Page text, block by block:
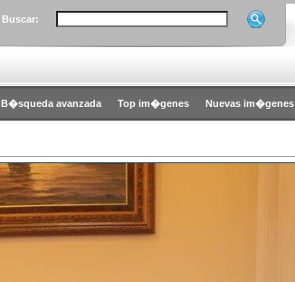
Buscar:
B�squeda avanzada Top im�genes Nuevas im�genes